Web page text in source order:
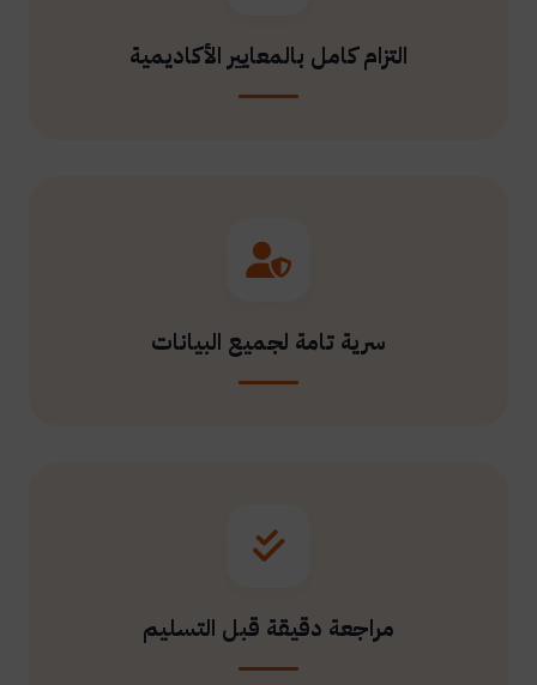
التزام كامل بالمعايير الأكاديمية
سرية تامة لجميع البيانات
مراجعة دقيقة قبل التسليم